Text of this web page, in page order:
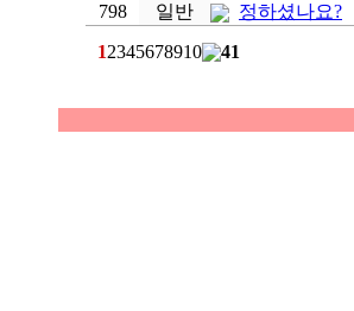
798
일반
정하셨나요?
12345678910 41